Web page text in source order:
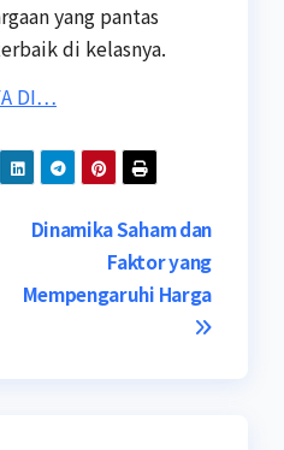
yang pantas
di kelasnya.
DI…
Dinamika Saham dan
Faktor yang
Mempengaruhi Harga